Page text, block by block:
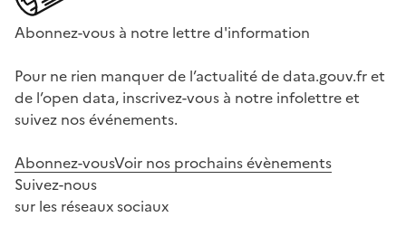
Abonnez-vous à notre lettre d'information
Pour ne rien manquer de l’actualité de data.gouv.fr et
de l’open data, inscrivez-vous à notre infolettre et
suivez nos événements.
Abonnez-vousVoir nos prochains évènements
Suivez-nous
sur les réseaux sociaux